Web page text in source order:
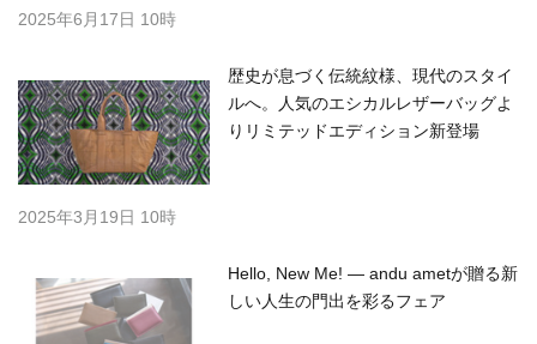
2025年6月17日 10時
歴史が息づく伝統紋様、現代のスタイ
ルへ。人気のエシカルレザーバッグよ
りリミテッドエディション新登場
2025年3月19日 10時
Hello, New Me! — andu ametが贈る新
しい人生の門出を彩るフェア